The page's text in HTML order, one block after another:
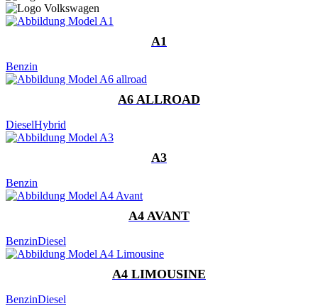
A1
Benzin
A6 ALLROAD
DieselHybrid
A3
Benzin
A4 AVANT
BenzinDiesel
A4 LIMOUSINE
BenzinDiesel